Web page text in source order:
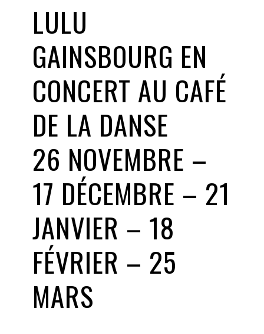
LULU
GAINSBOURG EN
CONCERT AU CAFÉ
DE LA DANSE
26 NOVEMBRE –
17 DÉCEMBRE – 21
JANVIER – 18
FÉVRIER – 25
MARS